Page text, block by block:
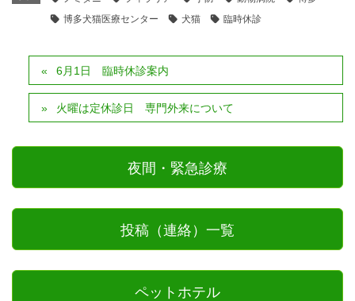
博多犬猫医療センター
犬猫 臨時休診
6月1日 臨時休診案内
火曜は定休診日 専門外来について
夜間・緊急診療
投稿（連絡）一覧
ペットホテル